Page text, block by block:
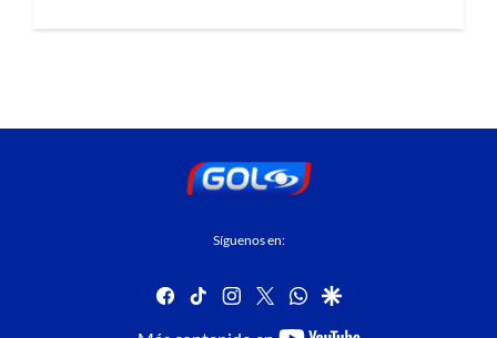
Síguenos en:
facebook
tiktok instagram
twitterwhatsapp
google